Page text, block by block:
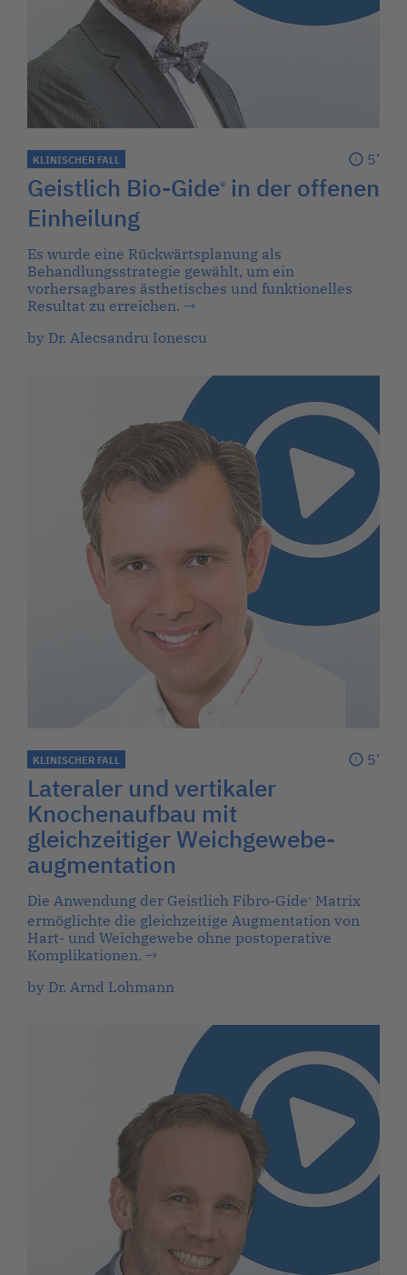
KLINISCHER FALL 5’
Geistlich Bio-Gide® in der offenen
Einheilung
Es wurde eine Rückwärtsplanung als
Behandlungsstrategie gewählt, um ein
vorhersagbares ästhetisches und funktionelles
Resultat zu erreichen. →
by Dr. Alecsandru Ionescu
KLINISCHER FALL 5’
Lateraler und vertikaler
Knochenaufbau mit
gleichzeitiger Weichgewebe-
augmentation
Die Anwendung der Geistlich Fibro-Gide ®
Matrix
ermöglichte die gleichzeitige Augmentation von
Hart- und Weichgewebe ohne postoperative
Komplikationen. →
by Dr. Arnd Lohmann